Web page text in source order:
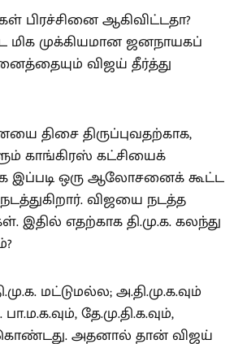
பிரச்சினை ஆகிவிட்டதா?
முக்கியமான ஜனநாயகப்
விஜய் தீர்த்து
திசை திருப்புவதற்காக,
காங்கிரஸ் கட்சியைக்
இப்படி ஒரு ஆலோசனைக் கூட்ட
விஜயை நடத்த
இதில் எதற்காக தி.மு.க. கலந்து
மட்டுமல்ல; அ.தி.மு.க.வும்
தே.மு.தி.க.வும்,
கொண்டது. அதனால் தான் விஜய்